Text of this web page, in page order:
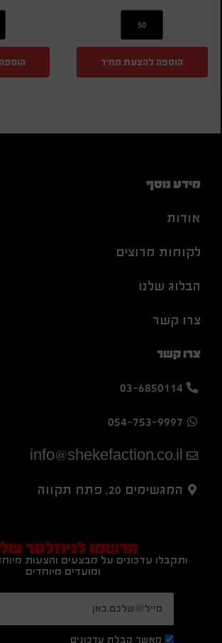
הוספה להצעת מחיר
מידע נוסף
אודות
לקוחות מרוצים
הבלוג שלנו
צרו קשר
צרו קשר
03-6850114
054-753-9997
info@shekefaction.co.il
המגשימים 20, פתח תקווה
הרשמו לניוזלטר
ותקבלו עדכונים על מבצעים והצעות
ומועדים מיוחדים
מאשר קבלת עדכונים